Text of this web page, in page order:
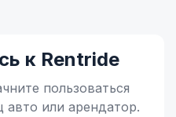
к Rentride
пользоваться
авто или арендатор.